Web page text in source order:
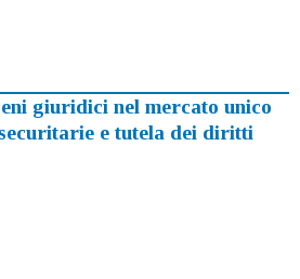
giuridici nel mercato unico
e tutela dei diritti